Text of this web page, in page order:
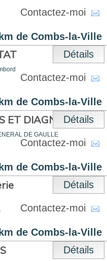
de Combs-la-Ville
Contactez-moi
de Combs-la-Ville
Détails
Contactez-moi
ET DIAGNOSTICS
DE GAULLE
de Combs-la-Ville
Détails
Contactez-moi
de Combs-la-Ville
Détails
Contactez-moi
Détails